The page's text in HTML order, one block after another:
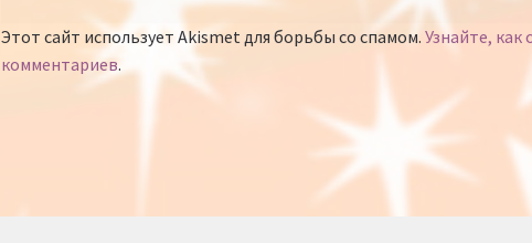
Этот сайт использует Akismet для борьбы со спамом.Узнайте,
комментариев.